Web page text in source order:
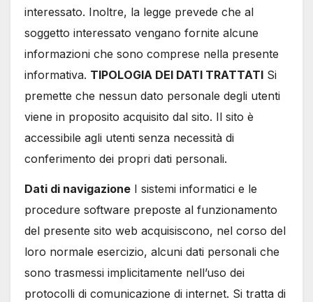
interessato. Inoltre, la legge prevede che al
soggetto interessato vengano fornite alcune
informazioni che sono comprese nella presente
informativa. TIPOLOGIA DEI DATI TRATTATI Si
premette che nessun dato personale degli utenti
viene in proposito acquisito dal sito. Il sito è
accessibile agli utenti senza necessità di
conferimento dei propri dati personali.
Dati di navigazione I sistemi informatici e le
procedure software preposte al funzionamento
del presente sito web acquisiscono, nel corso del
loro normale esercizio, alcuni dati personali che
sono trasmessi implicitamente nell’uso dei
protocolli di comunicazione di internet. Si tratta di